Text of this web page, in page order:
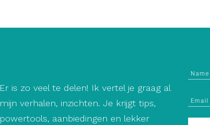
Er is zo veel te delen! Ik vertel je graag al
mijn verhalen, inzichten. Je krijgt tips,
powertools, aanbiedingen en lekker